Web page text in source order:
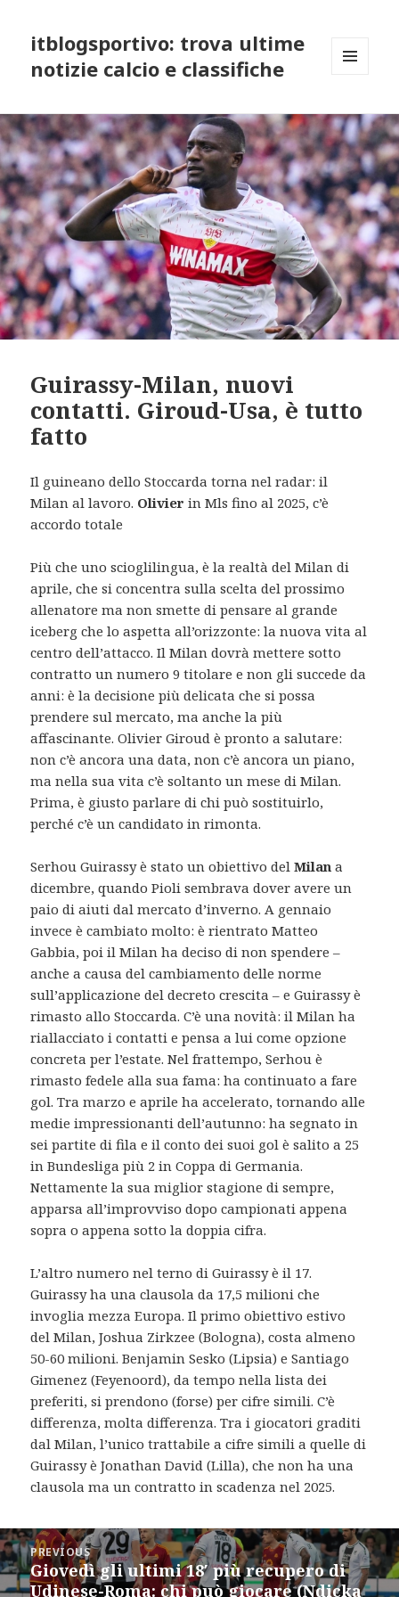
itblogsportivo: trova ultime
notizie calcio e classifiche
WIDGETS
Guirassy-Milan, nuovi
contatti. Giroud-Usa, è tutto
fatto
Il guineano dello Stoccarda torna nel radar: il
Milan al lavoro. Olivier in Mls fino al 2025, c’è
accordo totale
Più che uno scioglilingua, è la realtà del Milan di
aprile, che si concentra sulla scelta del prossimo
allenatore ma non smette di pensare al grande
iceberg che lo aspetta all’orizzonte: la nuova vita al
centro dell’attacco. Il Milan dovrà mettere sotto
contratto un numero 9 titolare e non gli succede da
anni: è la decisione più delicata che si possa
prendere sul mercato, ma anche la più
affascinante. Olivier Giroud è pronto a salutare:
non c’è ancora una data, non c’è ancora un piano,
ma nella sua vita c’è soltanto un mese di Milan.
Prima, è giusto parlare di chi può sostituirlo,
perché c’è un candidato in rimonta.
Serhou Guirassy è stato un obiettivo delMilan a
dicembre, quando Pioli sembrava dover avere un
paio di aiuti dal mercato d’inverno. A gennaio
invece è cambiato molto: è rientrato Matteo
Gabbia, poi il Milan ha deciso di non spendere –
anche a causa del cambiamento delle norme
sull’applicazione del decreto crescita – e Guirassy è
rimasto allo Stoccarda. C’è una novità: il Milan ha
riallacciato i contatti e pensa a lui come opzione
concreta per l’estate. Nel frattempo, Serhou è
rimasto fedele alla sua fama: ha continuato a fare
gol. Tra marzo e aprile ha accelerato, tornando alle
medie impressionanti dell’autunno: ha segnato in
sei partite di fila e il conto dei suoi gol è salito a 25
in Bundesliga più 2 in Coppa di Germania.
Nettamente la sua miglior stagione di sempre,
apparsa all’improvviso dopo campionati appena
sopra o appena sotto la doppia cifra.
L’altro numero nel terno di Guirassy è il 17.
Guirassy ha una clausola da 17,5 milioni che
invoglia mezza Europa. Il primo obiettivo estivo
del Milan, Joshua Zirkzee (Bologna), costa almeno
50-60 milioni. Benjamin Sesko (Lipsia) e Santiago
Gimenez (Feyenoord), da tempo nella lista dei
preferiti, si prendono (forse) per cifre simili. C’è
differenza, molta differenza. Tra i giocatori graditi
dal Milan, l’unico trattabile a cifre simili a quelle di
Guirassy è Jonathan David (Lilla), che non ha una
clausola ma un contratto in scadenza nel 2025.
Post
navigation
PREVIOUS
Previous
post:
Giovedì gli ultimi 18′ più recupero di
Udinese-Roma: chi può giocare (Ndicka